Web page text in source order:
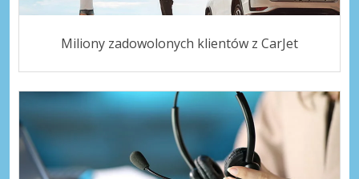
Miliony zadowolonych klientów z CarJet